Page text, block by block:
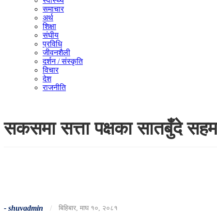
समाचार
अर्थ
शिक्षा
संघीय
प्रविधि
जीवनशैली
दर्शन / संस्कृति
विचार
देश
राजनीति
सकसमा सत्ता पक्षका सातबुँदे
- shuvadmin / बिहिबार, माघ १०, २०८१